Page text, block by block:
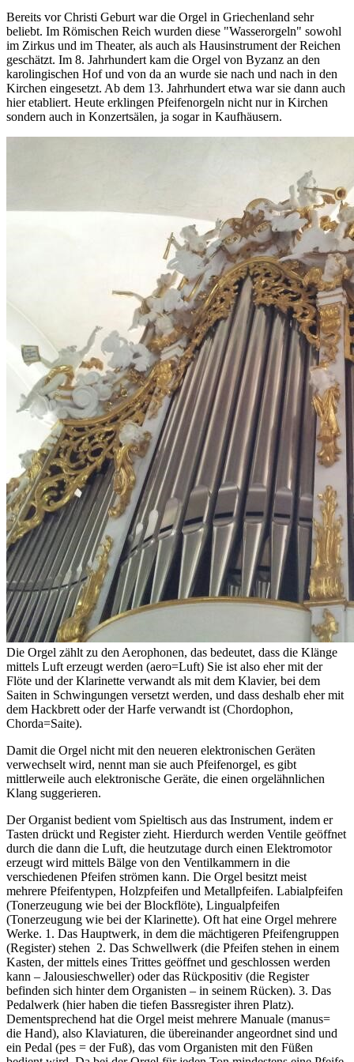
Bereits vor Christi Geburt war die Orgel in Griechenland sehr
beliebt. Im Römischen Reich wurden diese "Wasserorgeln" sowohl
im Zirkus und im Theater, als auch als Hausinstrument der Reichen
geschätzt. Im 8. Jahrhundert kam die Orgel von Byzanz an den
karolingischen Hof und von da an wurde sie nach und nach in den
Kirchen eingesetzt. Ab dem 13. Jahrhundert etwa war sie dann auch
hier etabliert. Heute erklingen Pfeifenorgeln nicht nur in Kirchen
sondern auch in Konzertsälen, ja sogar in Kaufhäusern.
Die Orgel zählt zu den Aerophonen, das bedeutet, dass die Klänge
mittels Luft erzeugt werden (aero=Luft) Sie ist also eher mit der
Flöte und der Klarinette verwandt als mit dem Klavier, bei dem
Saiten in Schwingungen versetzt werden, und dass deshalb eher mit
dem Hackbrett oder der Harfe verwandt ist (Chordophon,
Chorda=Saite).
Damit die Orgel nicht mit den neueren elektronischen Geräten
verwechselt wird, nennt man sie auch Pfeifenorgel, es gibt
mittlerweile auch elektronische Geräte, die einen orgelähnlichen
Klang suggerieren.
Der Organist bedient vom Spieltisch aus das Instrument, indem er
Tasten drückt und Register zieht. Hierdurch werden Ventile geöffnet
durch die dann die Luft, die heutzutage durch einen Elektromotor
erzeugt wird mittels Bälge von den Ventilkammern in die
verschiedenen Pfeifen strömen kann. Die Orgel besitzt meist
mehrere Pfeifentypen, Holzpfeifen und Metallpfeifen. Labialpfeifen
(Tonerzeugung wie bei der Blockflöte), Lingualpfeifen
(Tonerzeugung wie bei der Klarinette). Oft hat eine Orgel mehrere
Werke. 1. Das Hauptwerk, in dem die mächtigeren Pfeifengruppen
(Register) stehen 2. Das Schwellwerk (die Pfeifen stehen in einem
Kasten, der mittels eines Trittes geöffnet und geschlossen werden
kann – Jalousieschweller) oder das Rückpositiv (die Register
befinden sich hinter dem Organisten – in seinem Rücken). 3. Das
Pedalwerk (hier haben die tiefen Bassregister ihren Platz).
Dementsprechend hat die Orgel meist mehrere Manuale (manus=
die Hand), also Klaviaturen, die übereinander angeordnet sind und
ein Pedal (pes = der Fuß), das vom Organisten mit den Füßen